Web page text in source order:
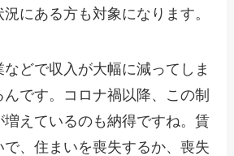
にある方も対象になります。
どで収入が大幅に減ってしま
です。コロナ禍以降、この制
増えているのも納得ですね。賃
、住まいを喪失するか、喪失